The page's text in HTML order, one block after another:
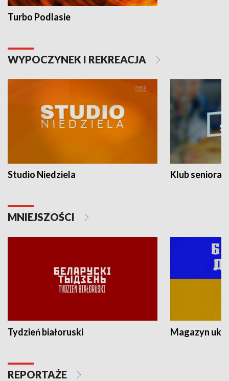
Turbo Podlasie
WYPOCZYNEK I REKREACJA
Studio Niedziela Klub seniora
MNIEJSZOŚCI
Tydzień białoruski Magazyn
REPORTAŻE